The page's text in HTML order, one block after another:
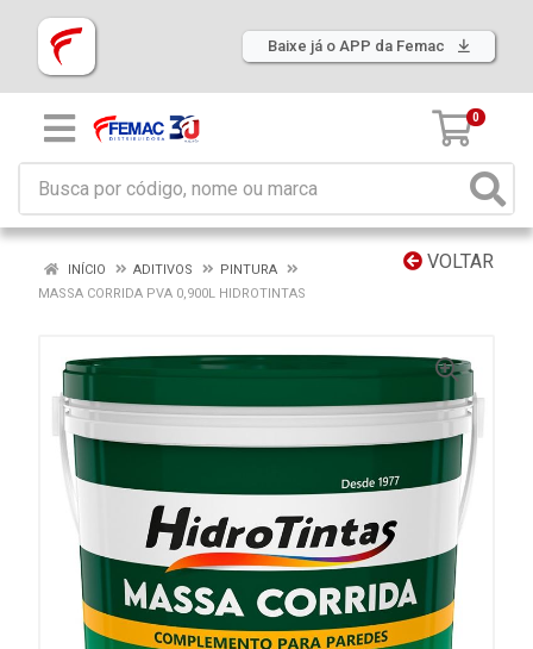
Baixe já o APP da Femac
0
VOLTAR
INÍCIO ADITIVOS
PINTURA
MASSA CORRIDA PVA 0,900L HIDROTINTAS